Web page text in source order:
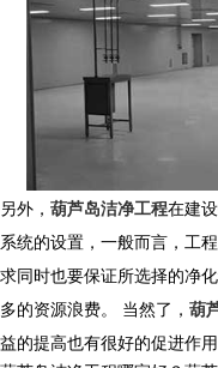
另外， 葫芦岛洁净工程在建
系统的设置，一般而言，工
求同时也要保证所选择的净
多的资源浪费。 当然了， 葫
益的提高也有很好的促进作用